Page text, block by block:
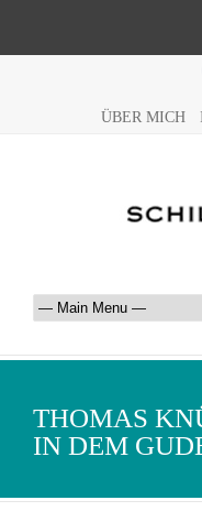
ÜBER MICH
THOMAS
IN DEM